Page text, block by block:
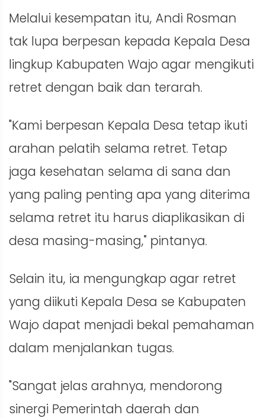
Melalui kesempatan itu, Andi Rosman
tak lupa berpesan kepada Kepala Desa
lingkup Kabupaten Wajo agar mengikuti
retret dengan baik dan terarah.
"Kami berpesan Kepala Desa tetap ikuti
arahan pelatih selama retret. Tetap
jaga kesehatan selama di sana dan
yang paling penting apa yang diterima
selama retret itu harus diaplikasikan di
desa masing-masing," pintanya.
Selain itu, ia mengungkap agar retret
yang diikuti Kepala Desa se Kabupaten
Wajo dapat menjadi bekal pemahaman
dalam menjalankan tugas.
"Sangat jelas arahnya, mendorong
sinergi Pemerintah daerah dan